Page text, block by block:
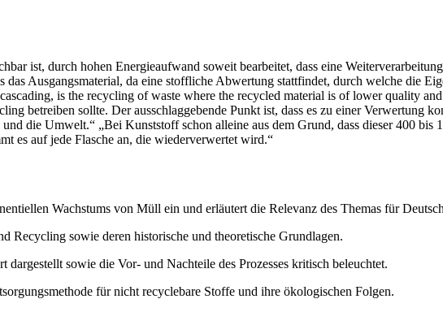
ist, durch hohen Energieaufwand soweit bearbeitet, dass eine
Ausgangsmaterial, da eine stoffliche Abwertung stattfindet, durch welche die
is the recycling of waste where the recycled material is of lower quality
betreiben sollte. Der ausschlaggebende Punkt ist, dass es zu einer Verwertung
die Umwelt.“ „Bei Kunststoff schon alleine aus dem Grund, dass dieser 400 bis
es auf jede Flasche an, die wiederverwertet wird.“
Wachstums von Müll ein und erläutert die Relevanz des Themas für
sowie deren historische und theoretische Grundlagen.
sowie die Vor- und Nachteile des Prozesses kritisch beleuchtet.
für nicht recyclebare Stoffe und ihre ökologischen Folgen.